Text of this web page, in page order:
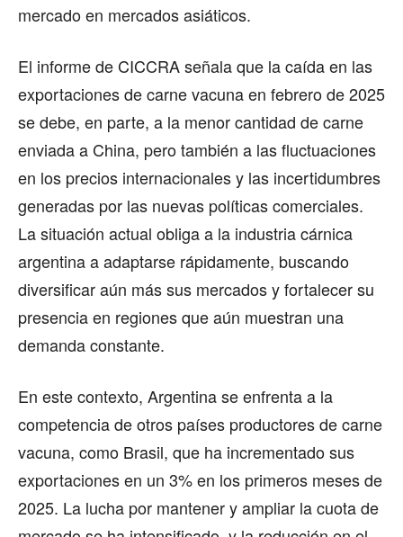
mercado en mercados asiáticos.
El informe de CICCRA señala que la caída en las
exportaciones de carne vacuna en febrero de 2025
se debe, en parte, a la menor cantidad de carne
enviada a China, pero también a las fluctuaciones
en los precios internacionales y las incertidumbres
generadas por las nuevas políticas comerciales.
La situación actual obliga a la industria cárnica
argentina a adaptarse rápidamente, buscando
diversificar aún más sus mercados y fortalecer su
presencia en regiones que aún muestran una
demanda constante.
En este contexto, Argentina se enfrenta a la
competencia de otros países productores de carne
vacuna, como Brasil, que ha incrementado sus
exportaciones en un 3% en los primeros meses de
2025. La lucha por mantener y ampliar la cuota de